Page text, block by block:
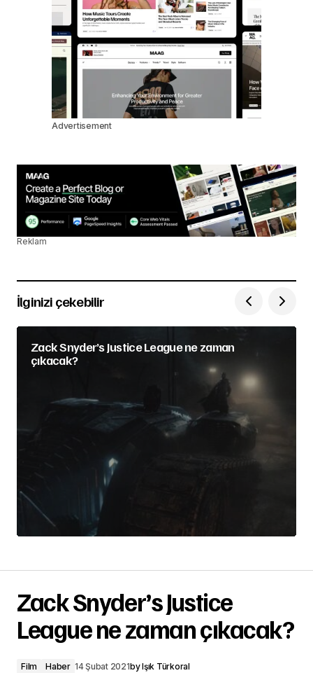
Advertisement
Reklam
İlginizi çekebilir
Zack Snyder’s Justice League ne zaman
çıkacak?
Zack Snyder’s Justice
League ne zaman çıkacak?
Film Haber 14 Şubat 2021byIşık Türkoral